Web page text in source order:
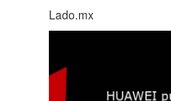
Lado.mx